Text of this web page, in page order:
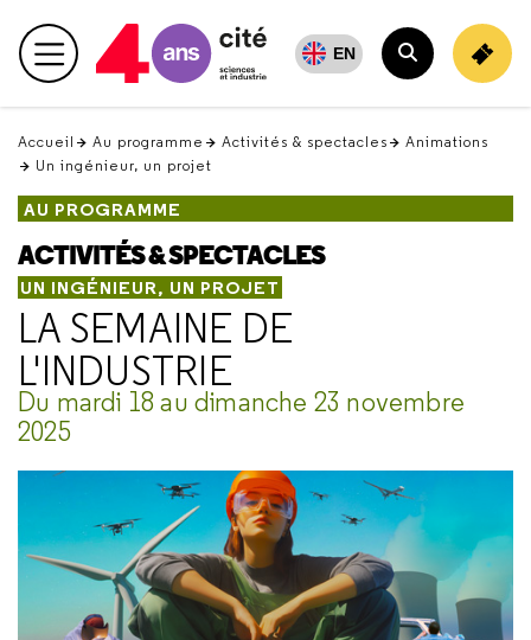
en
haut Menu principal EN
Rechercher
Accueil Au programme Activités & spectacles
Animations
Un ingénieur, un projet
AU PROGRAMME
ACTIVITÉS & SPECTACLES
UN INGÉNIEUR, UN PROJET
LA SEMAINE DE
L'INDUSTRIE
Du mardi 18 au dimanche 23 novembre
2025